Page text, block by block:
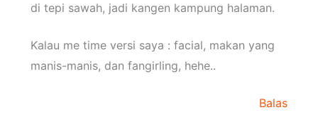
di tepi sawah, jadi kangen kampung halaman.
Kalau me time versi saya : facial, makan yang
manis-manis, dan fangirling, hehe..
Balas